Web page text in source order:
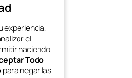
experiencia,
el
haciendo
Todo
para negar las